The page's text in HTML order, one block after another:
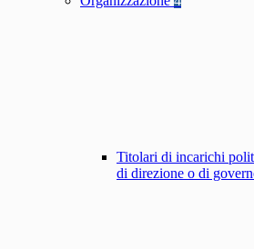
Titolari di incarichi
di direzione o di